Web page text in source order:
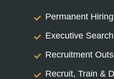
Permanent Hiring
Executive Search
Recruitment
Recruit, Train &